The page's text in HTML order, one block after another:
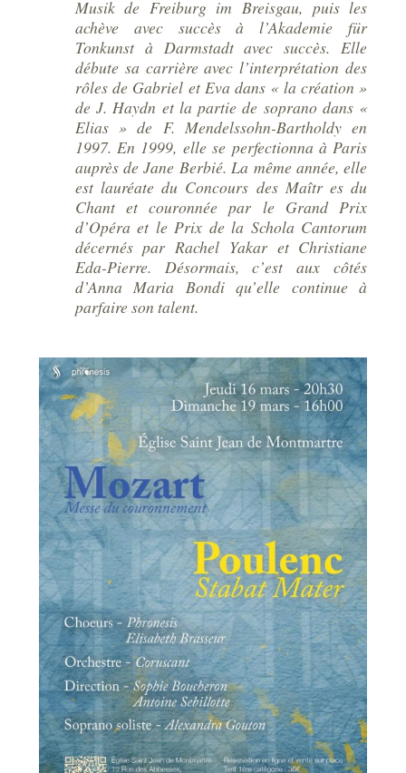
Musik de Freiburg im Breisgau, puis les
achève avec succès à l’Akademie für
Tonkunst à Darmstadt avec succès. Elle
débute sa carrière avec l’interprétation des
rôles de Gabriel et Eva dans « la création »
de J. Haydn et la partie de soprano dans «
Elias » de F. Mendelssohn-Bartholdy en
1997. En 1999, elle se perfectionna à Paris
auprès de Jane Berbié. La même année, elle
est lauréate du Concours des Maîtr es du
Chant et couronnée par le Grand Prix
d’Opéra et le Prix de la Schola Cantorum
décernés par Rachel Yakar et Christiane
Eda-Pierre. Désormais, c’est aux côtés
d’Anna Maria Bondi qu’elle continue à
parfaire son talent.